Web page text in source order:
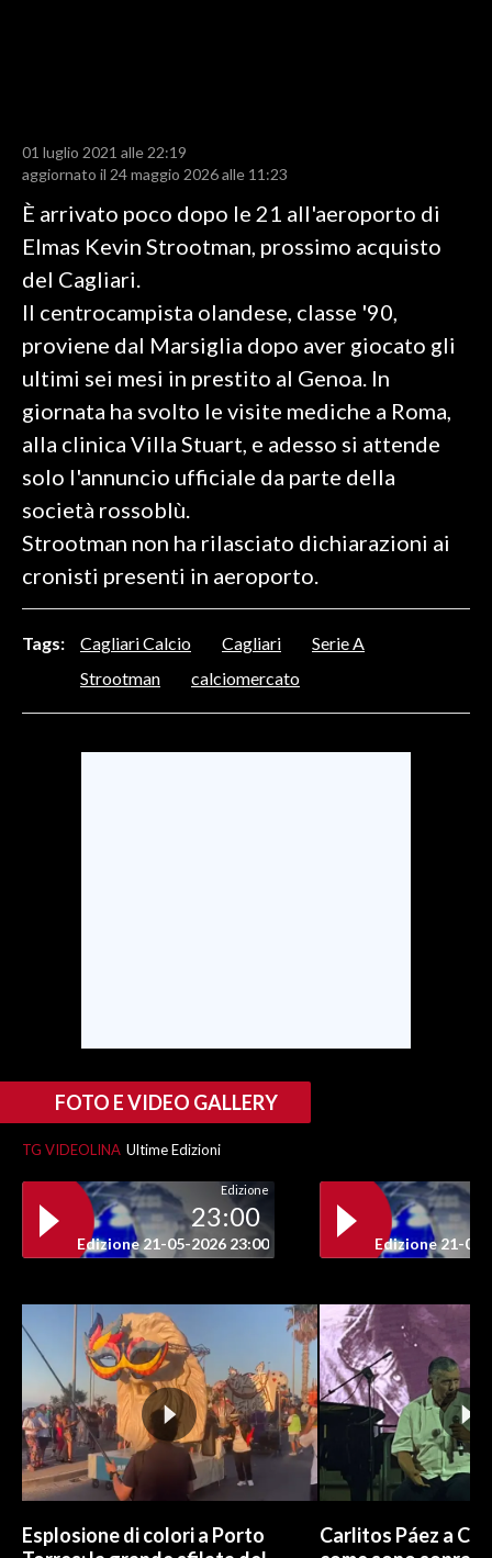
SPORT
RISULTATI E CLASSIFICHE
CALCIO
CALCIO REGIONALE
BASKET
VOLLEY
MOTORI
TENNIS
ALTRI SPORT
CULTURA
SPETTACOLI
SALUTE
SARDI NEL MONDO
ANNUNCI
STORE
01 luglio 2021 alle 22:19
aggiornato il 24 maggio 2026 alle 11:23
È arrivato poco dopo le 21 all'aeroporto di
Elmas Kevin Strootman, prossimo acquisto
del Cagliari.
Il centrocampista olandese, classe '90,
proviene dal Marsiglia dopo aver giocato gli
ultimi sei mesi in prestito al Genoa. In
giornata ha svolto le visite mediche a Roma,
alla clinica Villa Stuart, e adesso si attende
solo l'annuncio ufficiale da parte della
società rossoblù.
Strootman non ha rilasciato dichiarazioni ai
cronisti presenti in aeroporto.
Tags: Cagliari Calcio Cagliari
Serie A
Strootman
calciomercato
FOTO E VIDEO GALLERY
TG VIDEOLINA Ultime Edizioni
Edizione
23:00
Edizione 21-05-2026 23:00 Edizione 21-05-
Esplosione di colori a Porto
Carlitos Páez a